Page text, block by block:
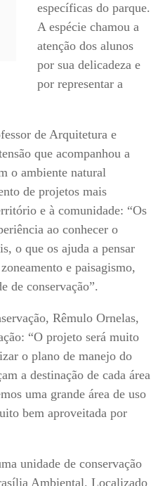
específicas do parque.
A espécie chamou a
atenção dos alunos
por sua delicadeza e
por representar a
de Arquitetura e
que acompanhou a
o ambiente natural
de projetos mais
e à comunidade: “Os
ao conhecer o
o que os ajuda a pensar
e paisagismo,
de conservação”.
Rêmulo Ornelas,
“O projeto será muito
o plano de manejo do
a destinação de cada área
uma grande área de uso
bem aproveitada por
unidade de conservação
Ambiental. Localizado